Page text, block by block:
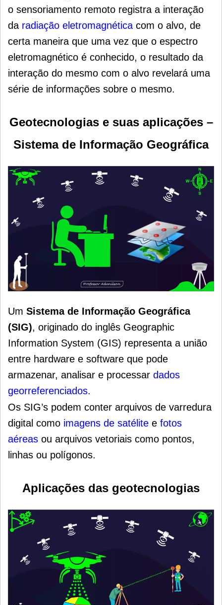
o sensoriamento remoto registra a interação
da radiação eletromagnética com o alvo, de
certa maneira que uma vez que o espectro
eletromagnético é conhecido, o resultado da
interação do mesmo com o alvo revelará uma
série de informações sobre o mesmo.
Geotecnologias e suas aplicações –
Sistema de Informação Geográfica
Um Sistema de Informação Geográfica
(SIG), originado do inglês Geographic
Information System (GIS) representa a união
entre hardware e software que pode
armazenar, analisar e processar dados
georreferenciados.
Os SIG’s podem conter arquivos de varredura
digital como imagens de satélite e fotos
aéreas ou arquivos vetoriais como pontos,
linhas ou polígonos.
Aplicações das geotecnologias